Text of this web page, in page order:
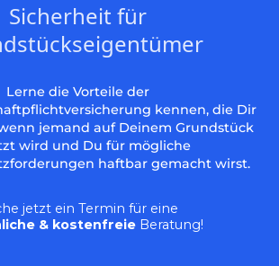
Sicherheit für
Lerne die Vorteile der
kennen, die Dir
jemand auf Deinem Grundstück
wird und Du für mögliche
haftbar gemacht wirst.
jetzt ein Termin für eine
& kostenfreie Beratung!